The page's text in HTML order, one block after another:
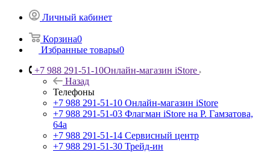
Личный кабинет
Корзина0
Избранные товары0
+7 988 291-51-10Онлайн-магазин iStore
Назад
Телефоны
+7 988 291-51-10 Онлайн-магазин iStore
+7 988 291-51-03 Флагман iStore на Р. Гамзатова,
64а
+7 988 291-51-14 Сервисный центр
+7 988 291-51-30 Трейд-ин